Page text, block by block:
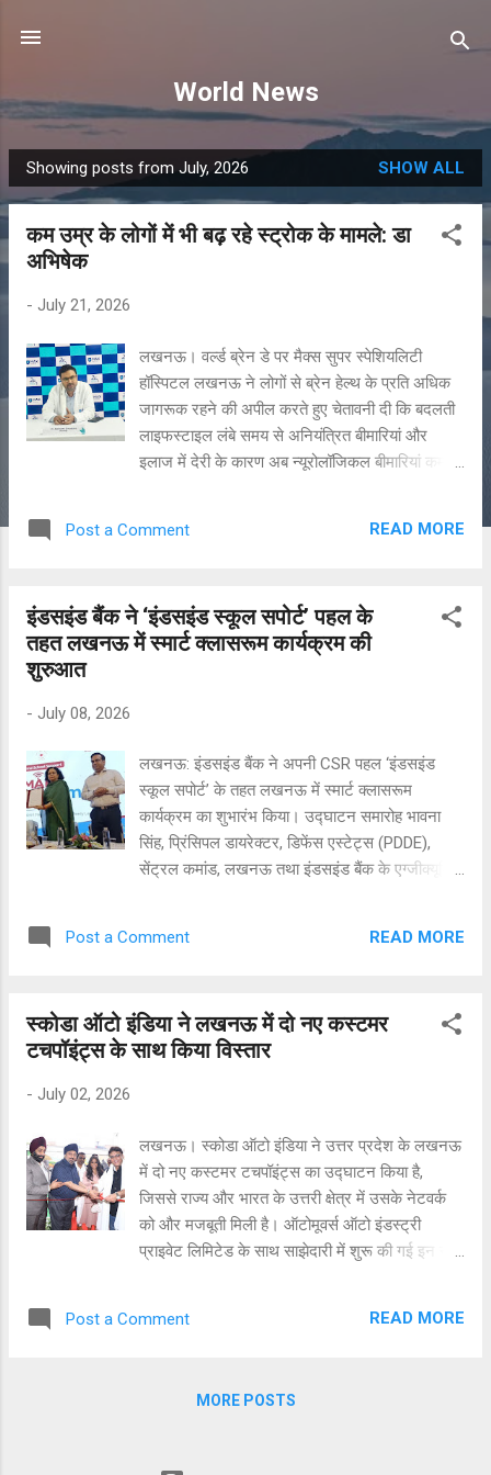
World News
P
o
Showing posts from July, 2026 SHOW ALL
कम उम्र के लोगों में भी बढ़ रहे स्ट्रोक के मामले: डा
अभिषेक
- July 21, 2026
लखनऊ। वर्ल्ड ब्रेन डे पर मैक्स सुपर स्पेशियलिटी
हॉस्पिटल लखनऊ ने लोगों से ब्रेन हेल्थ के प्रति अधिक
जागरूक रहने की अपील करते हुए चेतावनी दी कि बदलती
लाइफस्टाइल लंबे समय से अनियंत्रित बीमारियां और
इलाज में देरी के कारण अब न्यूरोलॉजिकल बीमारियां कम
दर्ज की है। लोगों में जागरूकता बढ़ने और बेहतर
नींद न लेना डायबिटीज हाई ब्लड प्रेशर और बढ़ती उम्र
जैसे कारण भी इसके लिए जिम्मेदार हैं। कोविड के बाद के
श्रीवास्तव ने कहा स्ट्रोक और कई न्यूरोलॉजिकल
बीमारियां अब केवल बुजुर्गों तक सीमित नहीं रह गई हैं।
हमारे पास 30 और 40 वर्ष की आयु के मरीज भी स्ट्रोक
नसों से जुड़ी बीमारियों और अन्य न्यूरोलॉजिकल समस्याओं
के साथ बड़ी संख्या में ...
Post a Comment READ MORE
इंडसइंड बैंक ने ‘इंडसइंड स्कूल सपोर्ट’ पहल के
तहत लखनऊ में स्मार्ट क्लासरूम कार्यक्रम की
शुरुआत
- July 08, 2026
लखनऊ: इंडसइंड बैंक ने अपनी CSR पहल ‘इंडसइंड
स्कूल सपोर्ट’ के तहत लखनऊ में स्मार्ट क्लासरूम
कार्यक्रम का शुभारंभ किया। उद्घाटन समारोह भावना
सिंह, प्रिंसिपल डायरेक्टर, डिफेंस एस्टेट्स (PDDE),
सेंट्रल कमांड, लखनऊ तथा इंडसइंड बैंक के एग्जीक्यूटिव
आयोजित किया गया। यह पहल लखनऊ कैंटोनमेंट बोर्ड के
की मॉडल स्कूल पहल से प्रेरित है और राष्ट्रीय शिक्षा नीति
(एनईपी) 2020 के अनुरूप है। NGO साझेदार लर्निंग
स्कूलों को शामिल किया गया है। आने वाले महीनों में इस
कार्यक्रम का विस्तार महाराष्ट्र, राजस्थान, मेघालय और
तमिलनाडु के आशा स्कूलों तथा सरकारी सहायता प्राप्त
विद्यालयों तक किया जाएगा। इससे कक्षा 1 से 12 तक के
2,900 से अधिक विद्यार्थियों को लाभ मिलेगा, और 100 से
अधिक शिक्षकों को डिजिटल क्लास...
Post a Comment READ MORE
स्कोडा ऑटो इंडिया ने लखनऊ में दो नए कस्टमर
टचपॉइंट्स के साथ किया विस्तार
- July 02, 2026
लखनऊ। स्कोडा ऑटो इंडिया ने उत्तर प्रदेश के लखनऊ
में दो नए कस्टमर टचपॉइंट्स का उद्घाटन किया है,
जिससे राज्य और भारत के उत्तरी क्षेत्र में उसके नेटवर्क
को और मजबूती मिली है। ऑटोमूवर्स ऑटो इंडस्ट्री
प्राइवेट लिमिटेड के साथ साझेदारी में शुरू की गई इन नई
अयोध्या रोड स्थित नया सेल्स सेंटर 5,200 वर्ग फ़ीट क्षेत्र
आफ्टर-सेल्स सेंटर है जिसमें 10 सर्विस बे उपलब्ध हैं।
Post a Comment READ MORE
MORE POSTS